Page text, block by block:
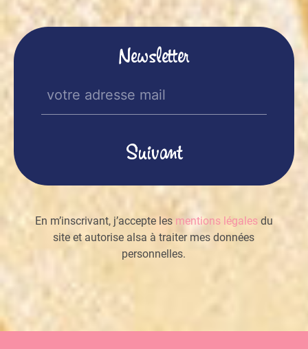
Newsletter
E-
mail
En m’inscrivant, j’accepte les mentions légalesdu
site et autorise alsa à traiter mes données
personnelles.